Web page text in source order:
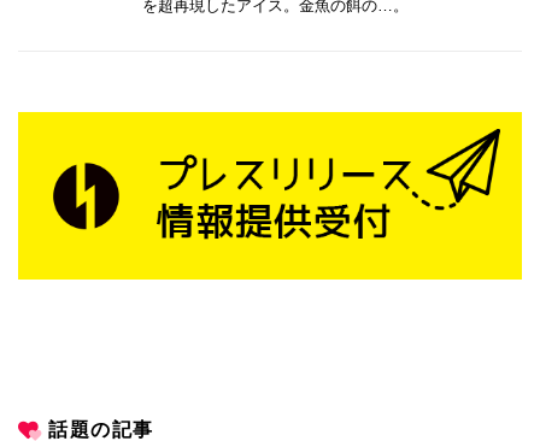
を超再現したアイス。金魚の餌の…。
話題の記事